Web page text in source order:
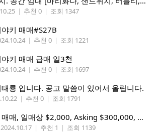
| 추천 0 | 조회 1347
키 매매#S27B
| 추천 0 | 조회 1221
키 매매 급매 일3천
| 추천 0 | 조회 1697
룡 입니다. 공고 말씀이 있어서 올립니다.
| 추천 0 | 조회 1791
시애틀 테리야키 매매, 일매상 $2,000, Asking $300,000, 주 5일 오픈
2024.10.17 | 추천 1 | 조회 1139